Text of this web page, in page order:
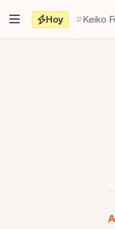
contenido
Hoy Keiko